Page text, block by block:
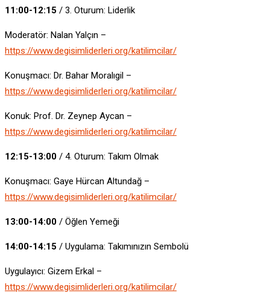
11:00-12:15 / 3. Oturum: Liderlik
Moderatör: Nalan Yalçın –
https://www.degisimliderleri.org/katilimcilar/
Konuşmacı: Dr. Bahar Moralıgil –
https://www.degisimliderleri.org/katilimcilar/
Konuk: Prof. Dr. Zeynep Aycan –
https://www.degisimliderleri.org/katilimcilar/
12:15-13:00 / 4. Oturum: Takım Olmak
Konuşmacı: Gaye Hürcan Altundağ –
https://www.degisimliderleri.org/katilimcilar/
13:00-14:00 / Öğlen Yemeği
14:00-14:15 / Uygulama: Takımınızın Sembolü
Uygulayıcı: Gizem Erkal –
https://www.degisimliderleri.org/katilimcilar/